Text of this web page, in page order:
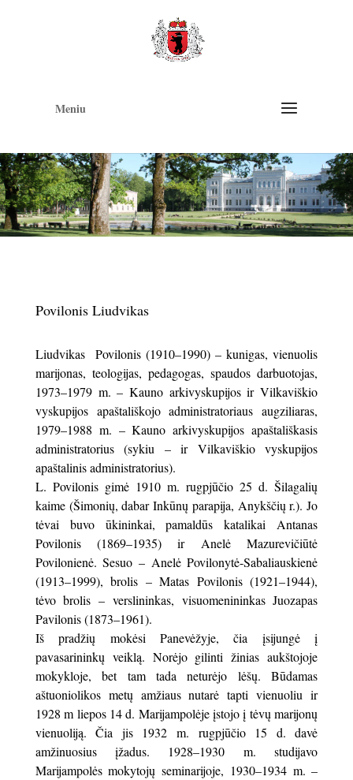
Meniu
Povilonis Liudvikas
Liudvikas Povilonis (1910–1990) – kunigas, vienuolis
marijonas, teologijas, pedagogas, spaudos darbuotojas,
1973–1979 m. – Kauno arkivyskupijos ir Vilkaviškio
vyskupijos apaštališkojo administratoriaus augziliaras,
1979–1988 m. – Kauno arkivyskupijos apaštališkasis
administratorius (sykiu – ir Vilkaviškio vyskupijos
apaštalinis administratorius).
L. Povilonis gimė 1910 m. rugpjūčio 25 d. Šilagalių
kaime (Šimonių, dabar Inkūnų parapija, Anykščių r.). Jo
tėvai buvo ūkininkai, pamaldūs katalikai Antanas
Povilonis (1869–1935) ir Anelė Mazurevičiūtė
Povilonienė. Sesuo – Anelė Povilonytė-Sabaliauskienė
(1913–1999), brolis – Matas Povilonis (1921–1944),
tėvo brolis – verslininkas, visuomenininkas Juozapas
Pavilonis (1873–1961).
Iš pradžių mokėsi Panevėžyje, čia įsijungė į
pavasarininkų veiklą. Norėjo gilinti žinias aukštojoje
mokykloje, bet tam tada neturėjo lėšų. Būdamas
aštuoniolikos metų amžiaus nutarė tapti vienuoliu ir
1928 m liepos 14 d. Marijampolėje įstojo į tėvų marijonų
vienuoliją. Čia jis 1932 m. rugpjūčio 15 d. davė
amžinuosius įžadus. 1928–1930 m. studijavo
Marijampolės mokytojų seminarijoje, 1930–1934 m. –